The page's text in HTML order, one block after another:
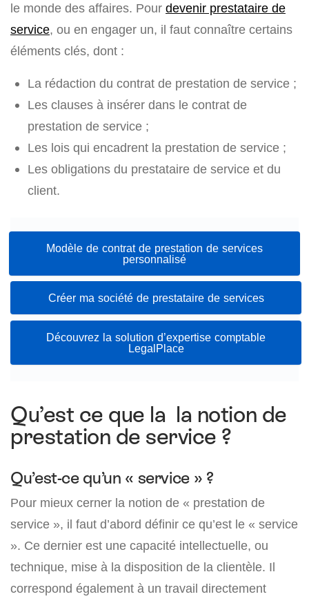
le monde des affaires. Pour devenir prestataire de
service, ou en engager un, il faut connaître certains
éléments clés, dont :
La rédaction du contrat de prestation de service ;
Les clauses à insérer dans le contrat de
prestation de service ;
Les lois qui encadrent la prestation de service ;
Les obligations du prestataire de service et du
client.
Modèle de contrat de prestation de services
personnalisé
Créer ma société de prestataire de services
Découvrez la solution d’expertise comptable
LegalPlace
Qu’est ce que la la notion de
prestation de service ?
Qu’est-ce qu’un « service » ?
Pour mieux cerner la notion de « prestation de
service », il faut d’abord définir ce qu’est le « service
». Ce dernier est une capacité intellectuelle, ou
technique, mise à la disposition de la clientèle. Il
correspond également à un travail directement